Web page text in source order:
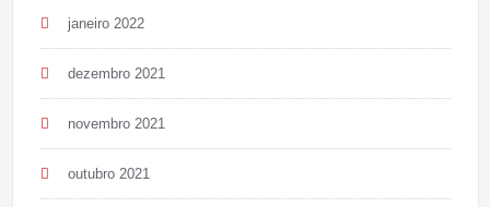
janeiro 2022
dezembro 2021
novembro 2021
outubro 2021